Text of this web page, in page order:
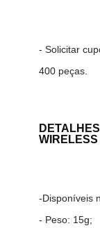
- Solicitar
400 peças.
-Disponíveis
- Peso: 15g;